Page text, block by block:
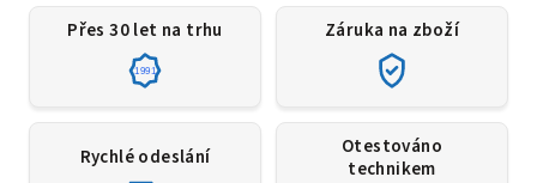
Přes 30 let na trhu
1991
Záruka na zboží
Rychlé odeslání
Otestováno
technikem